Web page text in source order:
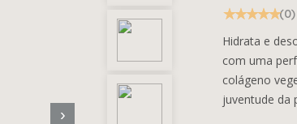
›
(0)
Hidrata e
com uma
colágeno
juventude da